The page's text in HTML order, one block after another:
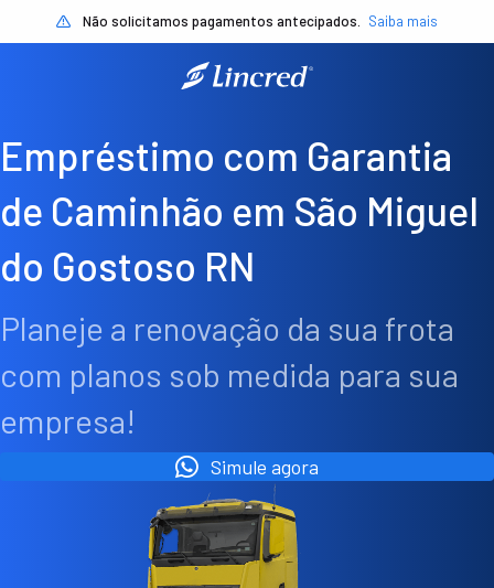
Não solicitamos pagamentos antecipados. Saiba mais
Empréstimo com Garantia
de Caminhão em São Miguel
do Gostoso RN
Planeje a renovação da sua frota
com planos sob medida para sua
empresa!
Simule agora